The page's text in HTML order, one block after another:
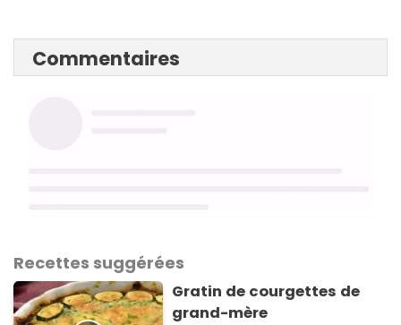
Commentaires
Recettes suggérées
Gratin de courgettes de
grand-mère